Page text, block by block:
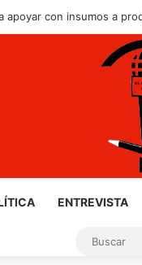
apoyar con insumos a
ENTREVISTA